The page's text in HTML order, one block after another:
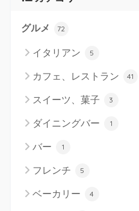
グルメ 72
イタリアン 5
カフェ、レストラン 41
スイーツ、菓子 3
ダイニングバー 1
バー 1
フレンチ 5
ベーカリー 4